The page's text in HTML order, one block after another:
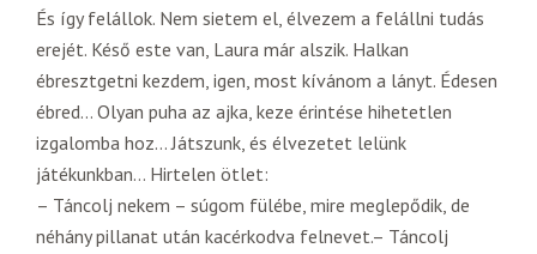
És így felállok. Nem sietem el, élvezem a felállni tudás
erejét. Késő este van, Laura már alszik. Halkan
ébresztgetni kezdem, igen, most kívánom a lányt. Édesen
ébred… Olyan puha az ajka, keze érintése hihetetlen
izgalomba hoz… Játszunk, és élvezetet lelünk
játékunkban… Hirtelen ötlet:
– Táncolj nekem – súgom fülébe, mire meglepődik, de
néhány pillanat után kacérkodva felnevet.– Táncolj